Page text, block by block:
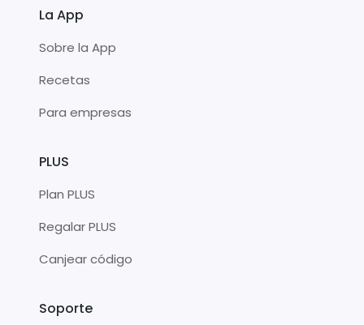
La App
Sobre la App
Recetas
Para empresas
PLUS
Plan PLUS
Regalar PLUS
Canjear código
Soporte